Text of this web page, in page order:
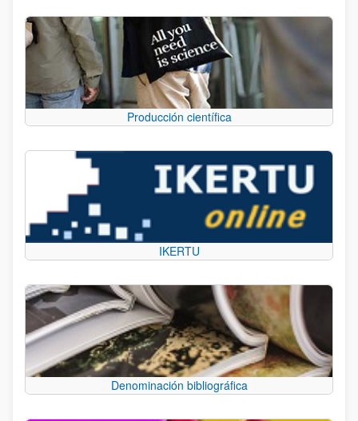
Producción científica
IKERTU
Denominación bibliográfica